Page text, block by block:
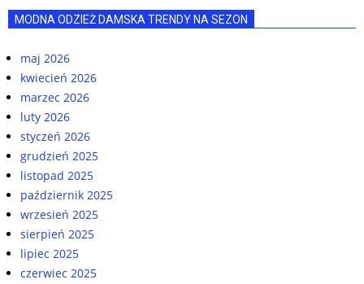
MODNA ODZIEŻ DAMSKA TRENDY NA SEZON
maj 2026
kwiecień 2026
marzec 2026
luty 2026
styczeń 2026
grudzień 2025
listopad 2025
październik 2025
wrzesień 2025
sierpień 2025
lipiec 2025
czerwiec 2025